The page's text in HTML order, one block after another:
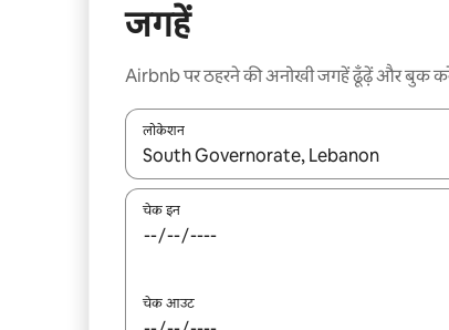
जगहें
Airbnb पर ठहरने की अनोखी जगहें ढूँढ़ें और बुक
लोकेशन
नतीजों के उपलब्ध होने पर, अप और डाउन 'ऐरो की'
चेक इन
चेक आउट